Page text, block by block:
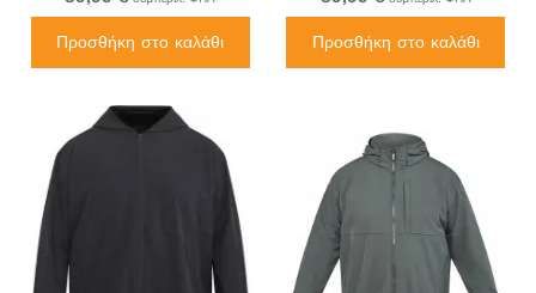
Προσθήκη στο καλάθι Προσθήκη στο καλάθι